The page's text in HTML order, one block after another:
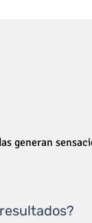
generan